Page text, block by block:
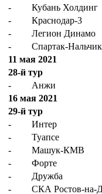
-
Кубань Холдинг
-
Краснодар-3
-
Легион Динамо
-
Спартак-Нальчик
11 мая 2021
28-й тур
-
Анжи
16 мая 2021
29-й тур
-
Интер
-
Туапсе
-
Машук-КМВ
-
Форте
-
Дружба
-
СКА Ростов-на-